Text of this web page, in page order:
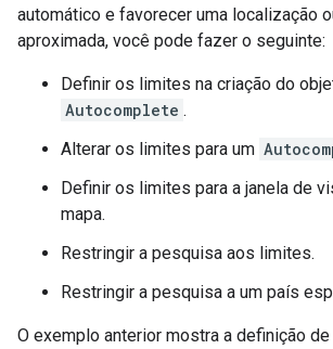
automático e favorecer uma localização
aproximada, você pode fazer o seguinte:
Definir os limites na criação do
Autocomplete .
Alterar os limites para um
Definir os limites para a janela de
mapa.
Restringir a pesquisa aos limites.
Restringir a pesquisa a um país
O exemplo anterior mostra a definição